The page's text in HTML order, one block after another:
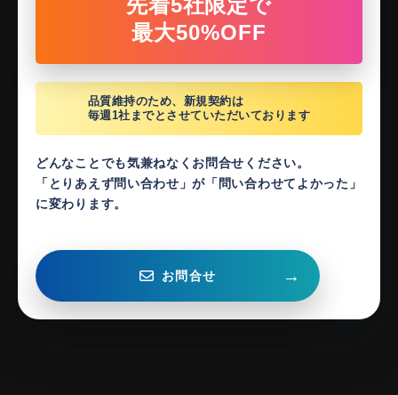
先着5社限定で
最大50%OFF
品質維持のため、新規契約は
毎週1社までとさせていただいております
どんなことでも気兼ねなくお問合せください。
「とりあえず問い合わせ」が「問い合わせてよかった」
に変わります。
お問合せ →